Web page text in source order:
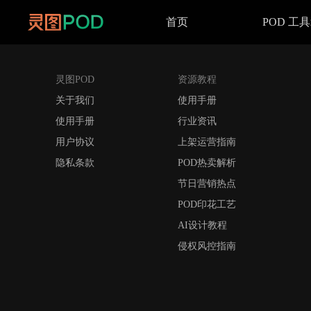
首页 POD 工
灵图POD
关于我们
使用手册
用户协议
隐私条款
资源教程
使用手册
行业资讯
上架运营指南
POD热卖解析
节日营销热点
POD印花工艺
AI设计教程
侵权风控指南